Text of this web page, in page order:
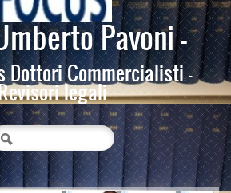
Pavoni -
Dottori Commercialisti -
legali